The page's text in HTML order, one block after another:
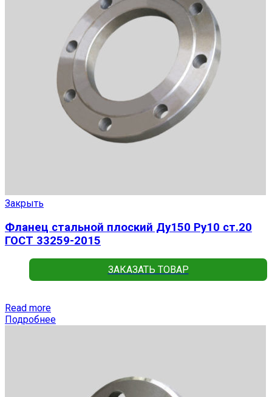
Закрыть
Фланец стальной плоский Ду150 Ру10 ст.20
ГОСТ 33259-2015
ЗАКАЗАТЬ ТОВАР
Read more
Подробнее